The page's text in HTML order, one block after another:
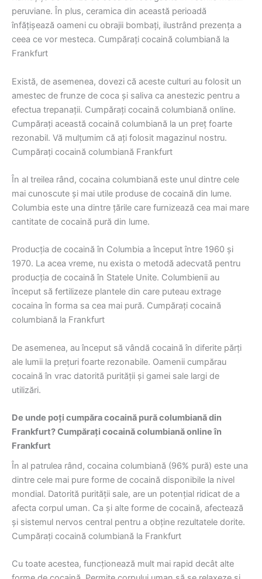
peruviane. În plus, ceramica din această perioadă
înfățișează oameni cu obrajii bombați, ilustrând prezența a
ceea ce vor mesteca. Cumpărați cocaină columbiană la
Frankfurt
Există, de asemenea, dovezi că aceste culturi au folosit un
amestec de frunze de coca și saliva ca anestezic pentru a
efectua trepanații. Cumpărați cocaină columbiană online.
Cumpărați această cocaină columbiană la un preț foarte
rezonabil. Vă mulțumim că ați folosit magazinul nostru.
Cumpărați cocaină columbiană Frankfurt
În al treilea rând, cocaina columbiană este unul dintre cele
mai cunoscute și mai utile produse de cocaină din lume.
Columbia este una dintre țările care furnizează cea mai mare
cantitate de cocaină pură din lume.
Producția de cocaină în Columbia a început între 1960 și
1970. La acea vreme, nu exista o metodă adecvată pentru
producția de cocaină în Statele Unite. Columbienii au
început să fertilizeze plantele din care puteau extrage
cocaina în forma sa cea mai pură. Cumpărați cocaină
columbiană la Frankfurt
De asemenea, au început să vândă cocaină în diferite părți
ale lumii la prețuri foarte rezonabile. Oamenii cumpărau
cocaină în vrac datorită purității și gamei sale largi de
utilizări.
De unde poți cumpăra cocaină pură columbiană din
Frankfurt? Cumpărați cocaină columbiană online în
Frankfurt
În al patrulea rând, cocaina columbiană (96% pură) este una
dintre cele mai pure forme de cocaină disponibile la nivel
mondial. Datorită purității sale, are un potențial ridicat de a
afecta corpul uman. Ca și alte forme de cocaină, afectează
și sistemul nervos central pentru a obține rezultatele dorite.
Cumpărați cocaină columbiană la Frankfurt
Cu toate acestea, funcționează mult mai rapid decât alte